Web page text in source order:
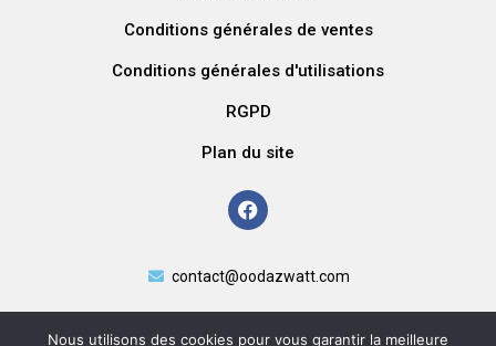
Conditions générales de ventes
Conditions générales d'utilisations
RGPD
Plan du site
contact@oodazwatt.com
Nous utilisons des cookies pour vous garantir la meilleure